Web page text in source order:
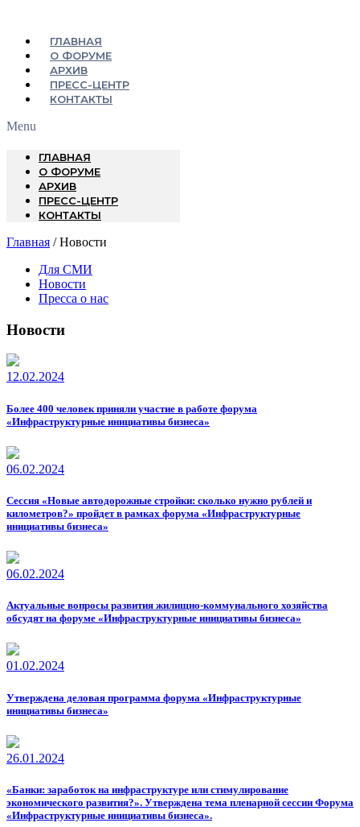
ГЛАВНАЯ
О ФОРУМЕ
АРХИВ
ПРЕСС-ЦЕНТР
КОНТАКТЫ
Menu
ГЛАВНАЯ
О ФОРУМЕ
АРХИВ
ПРЕСС-ЦЕНТР
КОНТАКТЫ
Главная / Новости
Для СМИ
Новости
Пресса о нас
Новости
12.02.2024
Более 400 человек приняли участие в работе форума
«Инфраструктурные инициативы бизнеса»
06.02.2024
Сессия «Новые автодорожные стройки: сколько нужно рублей и
километров?» пройдет в рамках форума «Инфраструктурные
инициативы бизнеса»
06.02.2024
Актуальные вопросы развития жилищно-коммунального хозяйства
обсудят на форуме «Инфраструктурные инициативы бизнеса»
01.02.2024
Утверждена деловая программа форума «Инфраструктурные
инициативы бизнеса»
26.01.2024
«Банки: заработок на инфраструктуре или стимулирование
экономического развития?». Утверждена тема пленарной сессии Форума
«Инфраструктурные инициативы бизнеса».